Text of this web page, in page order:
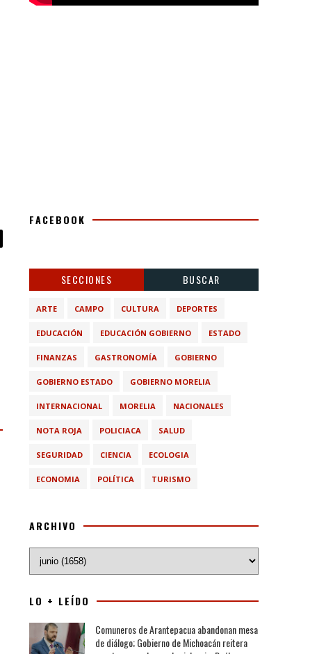
FACEBOOK
SECCIONES BUSCAR
ARTE CAMPO CULTURA DEPORTES
EDUCACIÓN EDUCACIÓN GOBIERNO ESTADO
FINANZAS GASTRONOMÍA GOBIERNO
GOBIERNO ESTADO GOBIERNO MORELIA
INTERNACIONAL MORELIA NACIONALES
NOTA ROJA POLICIACA SALUD
SEGURIDAD CIENCIA ECOLOGIA
ECONOMIA POLÍTICA TURISMO
ARCHIVO
LO + LEÍDO
Comuneros de Arantepacua abandonan mesa
de diálogo; Gobierno de Michoacán reitera